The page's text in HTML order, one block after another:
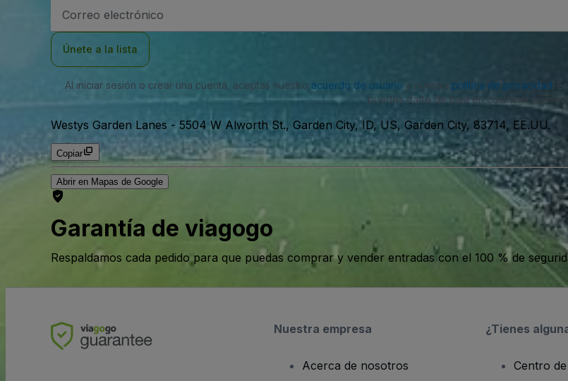
de
Únete a la lista
Al iniciar sesión o crear una cuenta, aceptas nuestro acuerdo de usuarioy nuestra política de privacidad .
puedes darte de baja en cualquier
Westys Garden Lanes - 5504 W Alworth St., Garden City, ID, US, Garden City, 83714, EE.UU.
Copiar
Abrir en Mapas de Google
Garantía de viagogo
Respaldamos cada pedido para que puedas comprar y vender entradas con el 100 % de
Nuestra empresa
Acerca de nosotros
¿Tienes
Centro